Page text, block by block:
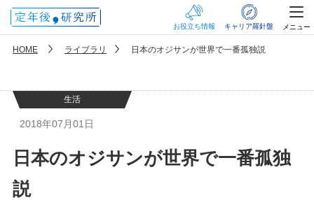
お役立ち情報 キャリア羅針盤 メニュー
HOME ライブラリ 日本のオジサンが世界で一番孤独説
生活
2018年07月01日
日本のオジサンが世界で一番孤独
説